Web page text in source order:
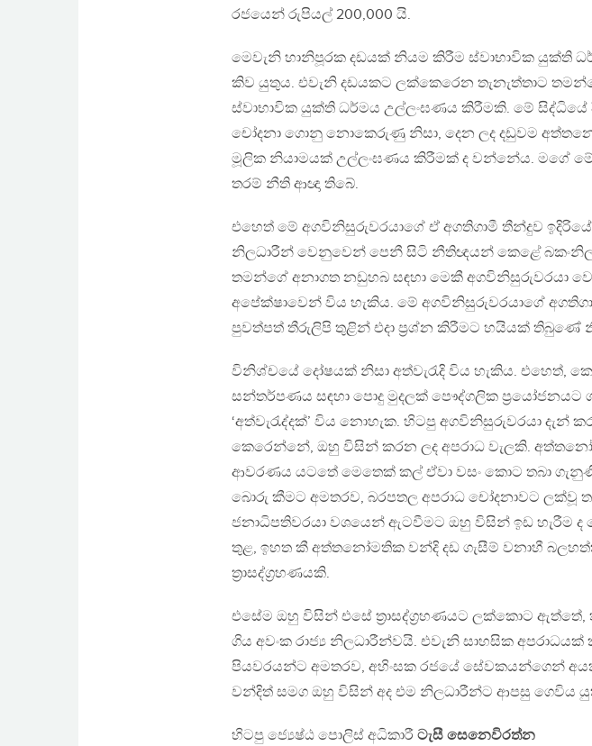
රජයෙන් රුපියල් 200,000 යි.
මෙවැනි හානිපූරක දඩයක් නියම කිරීම ස්වාභාවික යුක්ති
කිව යුතුය. එවැනි දඩයකට ලක්කෙරෙන තැනැත්තාට
ස්වාභාවික යුක්ති ධර්මය උල්ලංඝණය කිරීමකි. මේ
චෝදනා ගොනු නොකෙරුණු නිසා, දෙන ලද දඩුවම
මූලික නියාමයක් උල්ලංඝණය කිරීමක් ද වන්නේය. මගේ මේ
තරම් නීති ආඥා තිබේ.
එහෙත් මේ අගවිනිසුරුවරයාගේ ඒ අගතිගාමී තීන්දුව
නිලධාරීන් වෙනුවෙන් පෙනී සිටි නීතිඥයන් කෙළේ
තමන්ගේ අනාගත නඩුහබ සඳහා මෙකී අගවිනිසුරුවරයා
අපේක්ෂාවෙන් විය හැකිය. මේ අගවිනිසුරුවරයාගේ
පුවත්පත් තීරුලිපි තුළින් එදා ප‍්‍රශ්න කිරීමට හයියක්
විනිශ්චයේ දෝෂයක් නිසා අත්වැරැදි විය හැකිය. එහෙත්,
සන්තර්පණය සඳහා පොදු මුදලක් පෞද්ගලික ප‍්‍රයෝජනයට
‘අත්වැරැද්දක්’ විය නොහැක. හිටපු අගවිනිසුරුවරයා දැන්
කෙරෙන්නේ, ඔහු විසින් කරන ලද අපරාධ වැලකි.
ආවරණය යටතේ මෙතෙක් කල් ඒවා වසං කොට තබා
බොරු කීමට අමතරව, බරපතල අපරාධ චෝදනාවට ලක්වූ
ජනාධිපතිවරයා වශයෙන් ඇටවීමට ඔහු විසින් ඉඩ හැරීම ද
තුළ, ඉහත කී අත්තනෝමතික වන්දි දඩ ගැසීම් වනාහී
ත‍්‍රාසද්ග‍්‍රහණයකි.
එසේම ඔහු විසින් එසේ ත‍්‍රාසද්ග‍්‍රහණයට ලක්කොට ඇත්තේ,
ගිය අවංක රාජ්‍ය නිලධාරීන්වයි. එවැනි සාහසික
පියවරයන්ට අමතරව, අහිංසක රජයේ සේවකයන්ගෙන්
වන්දිත් සමග ඔහු විසින් අද එම නිලධාරීන්ට ආපසු ගෙවිය
හිටපු ජ්‍යෙෂ්ඨ පොලිස් අධිකාරී ටැසී සෙනෙවිරත්න